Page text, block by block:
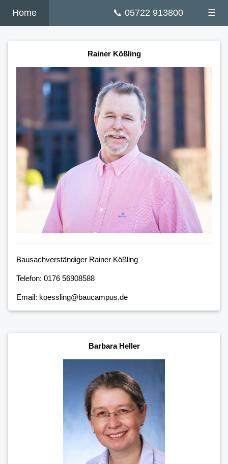
☰
📞 05722 913800
Home
Rainer Kößling
Bausachverständiger Rainer Kößling
Telefon: 0176 56908588
Email: koessling@baucampus.de
Barbara Heller